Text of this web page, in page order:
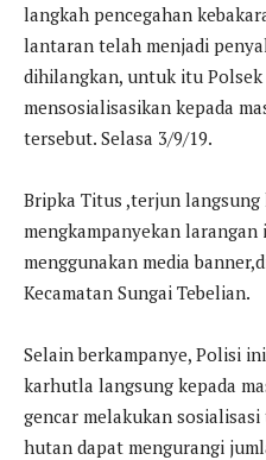
langkah pencegahan
lantaran telah menjadi
dihilangkan, untuk itu
mensosialisasikan kepada
tersebut. Selasa 3/9/19.
Bripka Titus ,terjun
mengkampanyekan larangan
menggunakan media
Kecamatan Sungai Tebelian.
Selain berkampanye, Polisi
karhutla langsung kepada
gencar melakukan
hutan dapat mengurangi